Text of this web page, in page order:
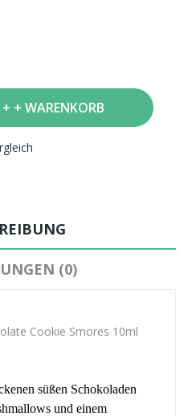
+ WARENKORB
(0)
Cookie Smores 10ml
süßen Schokoladen
und einem